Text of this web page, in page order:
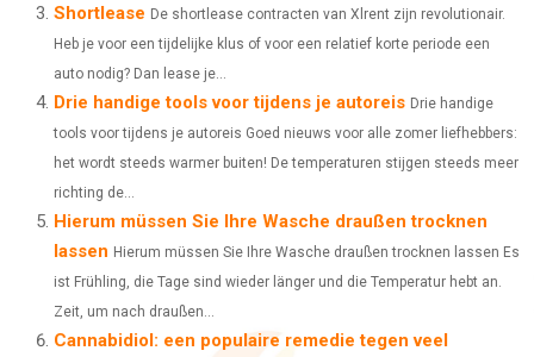
E
R
)
K S
T
N
Shortlease De shortlease contracten van Xlrent zijn revolutionair.
Heb je voor een tijdelijke klus of voor een relatief korte periode een
auto nodig? Dan lease je...
Drie handige tools voor tijdens je autoreis Drie handige
tools voor tijdens je autoreis Goed nieuws voor alle zomer liefhebbers:
het wordt steeds warmer buiten! De temperaturen stijgen steeds meer
richting de...
Hierum müssen Sie Ihre Wasche draußen trocknen
lassen Hierum müssen Sie Ihre Wasche draußen trocknen lassen Es
ist Frühling, die Tage sind wieder länger und die Temperatur hebt an.
Zeit, um nach draußen...
Cannabidiol: een populaire remedie tegen veel